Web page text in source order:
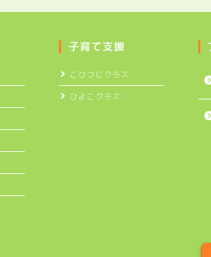
子育て支援
こひつじクラス
ひよこクラス